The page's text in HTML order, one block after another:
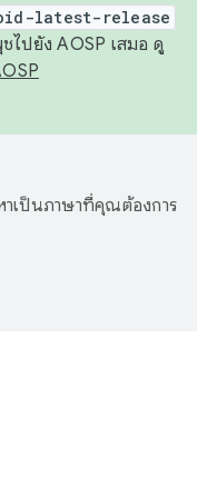
latest-release
ไปยัง AOSP เสมอ ดู
เป็นภาษาที่คุณต้องการ